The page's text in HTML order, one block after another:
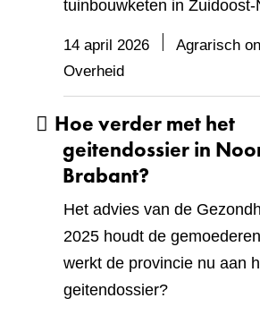
tuinbouwketen in
14 april 2026
Agrarisch
Overheid
Hoe verder met het
geitendossier in
Brabant?
Het advies van de
2025 houdt de
werkt de provincie nu aan
geitendossier?